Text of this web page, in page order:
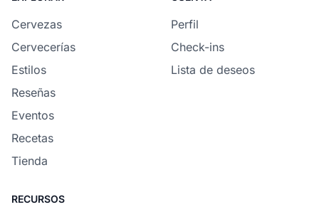
Cervezas
Cervecerías
Estilos
Reseñas
Eventos
Recetas
Tienda
Perfil
Check-ins
Lista de deseos
RECURSOS